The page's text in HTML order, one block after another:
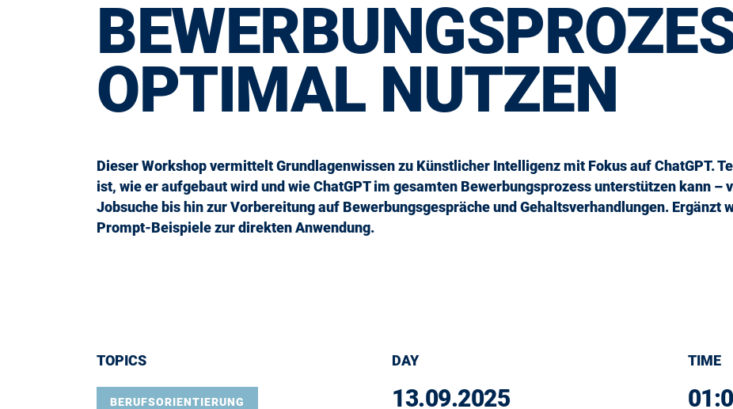
OPTIMAL NUTZEN
Dieser Workshop vermittelt Grundlagenwissen zu Künstlicher Intelligenz mit Fokus auf ChatGPT.
ist, wie er aufgebaut wird und wie ChatGPT im gesamten Bewerbungsprozess unterstützen kann
Jobsuche bis hin zur Vorbereitung auf Bewerbungsgespräche und Gehaltsverhandlungen. Ergänzt
Prompt-Beispiele zur direkten Anwendung.
TOPICS
BERUFSORIENTIERUNG
DAY
13.09.2025
TIME